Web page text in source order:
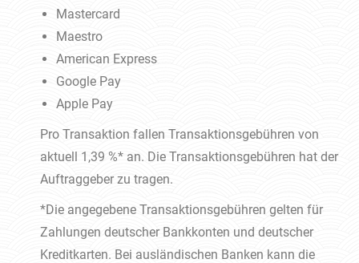
Mastercard
Maestro
American Express
Google Pay
Apple Pay
Pro Transaktion fallen Transaktionsgebühren von
aktuell 1,39 %* an. Die Transaktionsgebühren hat der
Auftraggeber zu tragen.
*Die angegebene Transaktionsgebühren gelten für
Zahlungen deutscher Bankkonten und deutscher
Kreditkarten. Bei ausländischen Banken kann die